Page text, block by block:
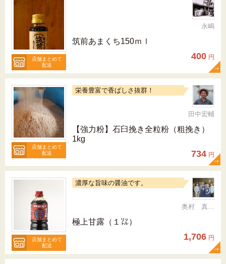
店舗まとめて
配送
永嶋
筑前あまくち150ｍｌ
400 円
店舗まとめて
配送
栄養豊富で香ばしさ抜群！
田中宏輔
【強力粉】石臼挽き全粒粉（粗挽き）
1kg
734 円
店舗まとめて
配送
濃厚な旨味の醤油です。
奥村 真（ちか）
極上甘露（１㍑）
1,706 円